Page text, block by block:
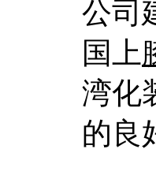
公司
国上
湾化
的良